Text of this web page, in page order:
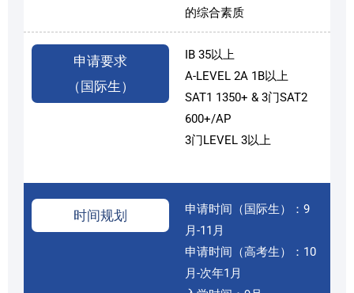
的综合素质
申请要求
（国际生）
IB 35以上
A-LEVEL 2A 1B以上
SAT1 1350+ & 3门SAT2
600+/AP
3门LEVEL 3以上
时间规划
申请时间（国际生）：9
月-11月
申请时间（高考生）：10
月-次年1月